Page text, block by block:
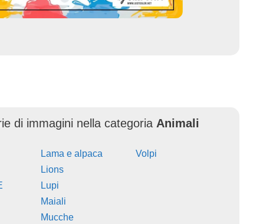
di immagini nella categoriaAnimali
Lama e alpaca
Lions
Lupi
Maiali
Mucche
Volpi